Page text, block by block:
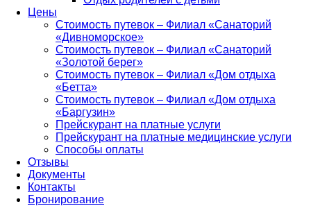
Цены
Стоимость путевок – Филиал «Санаторий
«Дивноморское»
Стоимость путевок – Филиал «Санаторий
«Золотой берег»
Стоимость путевок – Филиал «Дом отдыха
«Бетта»
Стоимость путевок – Филиал «Дом отдыха
«Баргузин»
Прейскурант на платные услуги
Прейскурант на платные медицинские услуги
Способы оплаты
Отзывы
Документы
Контакты
Бронирование